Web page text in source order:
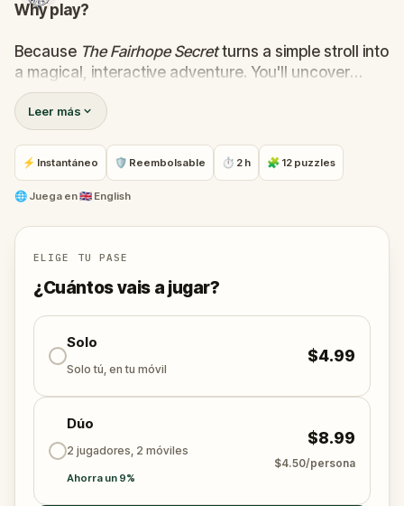
Why play?
Because The Fairhope Secretturns a simple stroll into
a magical, interactive adventure. You'll uncover
hidden stories, snap fun photos, and explore the
town like never before.
It’s part mystery, part memory-maker—and way
more fun than just window shopping. Whether you're
a visitor or a local, you’ll never see Fairhope the
Leer más
⚡ Instantáneo 🛡 Reembolsable ⏱ 2 h 🧩 12 puzzles
🌐 Juega en🇬🇧 English
ELIGE TU PASE
¿Cuántos vais a jugar?
Solo
Solo tú, en tu móvil
$4.99
Dúo
2 jugadores, 2 móviles
Ahorra un 9%
$8.99
$4.50/persona